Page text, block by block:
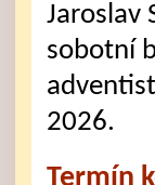
Jaroslav
sobotní
2026.
Termín